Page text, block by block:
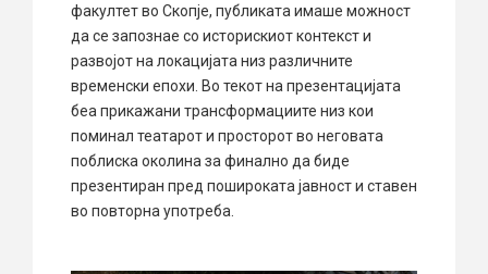
факултет во Скопје, публиката имаше можност
да се запознае со историскиот контекст и
развојот на локацијата низ различните
временски епохи. Во текот на презентацијата
беа прикажани трансформациите низ кои
поминал театарот и просторот во неговата
поблиска околина за финално да биде
презентиран пред пошироката јавност и ставен
во повторна употреба.